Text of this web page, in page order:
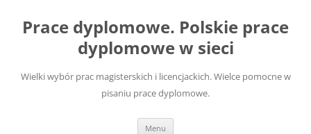
treści
Prace dyplomowe. Polskie prace
dyplomowe w sieci
Wielki wybór prac magisterskich i licencjackich. Wielce pomocne w
pisaniu prace dyplomowe.
Menu